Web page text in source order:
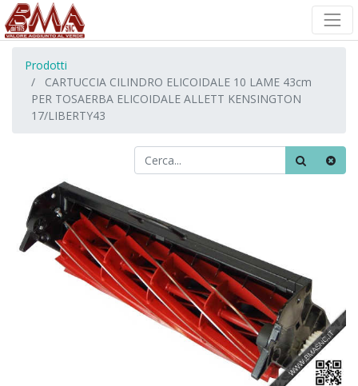
Prodotti
CARTUCCIA CILINDRO ELICOIDALE 10 LAME 43cm
PER TOSAERBA ELICOIDALE ALLETT KENSINGTON
17/LIBERTY43